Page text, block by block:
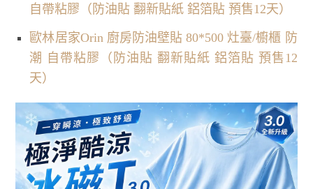
自帶粘膠（防油貼 翻新貼紙 鋁箔貼 預售12天）
歐林居家Orin 廚房防油壁貼 80*500 灶臺/櫥櫃 防
潮 自帶粘膠（防油貼 翻新貼紙 鋁箔貼 預售12
天）